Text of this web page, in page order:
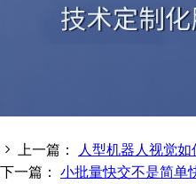
上一篇：
人型机器人视觉
下一篇： 小批量快交不是简单